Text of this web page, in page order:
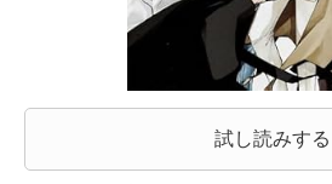
試し読みする